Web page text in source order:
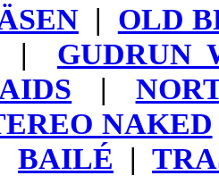
| OLD
GUDRUN
|
NAKED
BAILÉ |